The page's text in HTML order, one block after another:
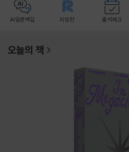
AI일문백답 리딩런 출석체크
오늘의 책